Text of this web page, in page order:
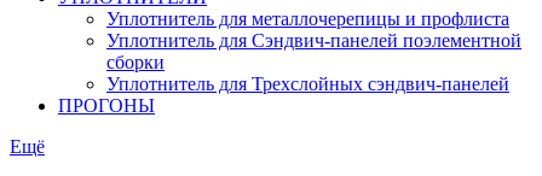
Уплотнитель для металлочерепицы и профлиста
Уплотнитель для Сэндвич-панелей поэлементной
сборки
Уплотнитель для Трехслойных сэндвич-панелей
ПРОГОНЫ
Ещё